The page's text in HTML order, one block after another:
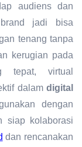
audiens dan
jadi bisa
tenang tanpa
kerugian pada
tepat, virtual
dalam digital
dengan
siap kolaborasi
dan rencanakan